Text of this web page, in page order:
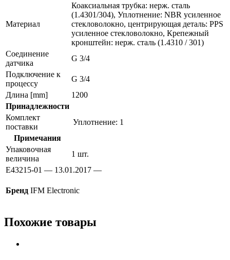
Материал
Коаксиальная трубка: нерж. сталь
(1.4301/304), Уплотнение: NBR усиленное
стекловолокно, центрирующая деталь: PPS
усиленное стекловолокно, Крепежный
кронштейн: нерж. сталь (1.4310 / 301)
Соединение
датчика
G 3/4
Подключение к
процессу
G 3/4
Длина [mm]
1200
Принадлежности
Комплект
поставки
Уплотнение: 1
Примечания
Упаковочная
величина
1 шт.
E43215-01 — 13.01.2017 —
Бренд IFM Electronic
Похожие товары